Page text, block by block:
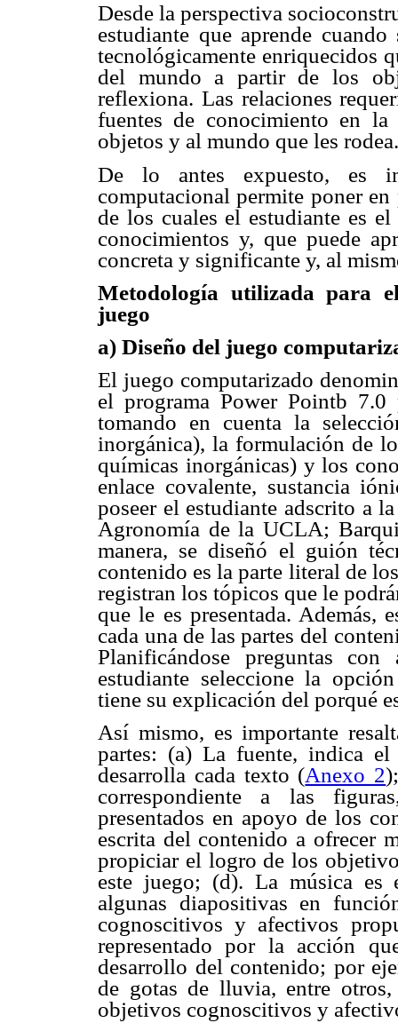
Desde la perspectiva
estudiante que aprende
tecnológicamente enriquecidos
del mundo a partir de los
reflexiona. Las relaciones
fuentes de conocimiento en
objetos y al mundo que les rodea.
De lo antes expuesto, es
computacional permite poner
de los cuales el estudiante es
conocimientos y, que puede
concreta y significante y, al
Metodología utilizada para
juego
a) Diseño del juego
El juego computarizado
el programa Power Pointb
tomando en cuenta la
inorgánica), la formulación de
químicas inorgánicas) y los
enlace covalente, sustancia
poseer el estudiante adscrito a
Agronomía de la UCLA;
manera, se diseñó el guión
contenido es la parte literal de
registran los tópicos que le
que le es presentada. Además,
cada una de las partes del
Planificándose preguntas
estudiante seleccione la
tiene su explicación del porqué
Así mismo, es importante
partes: (a) La fuente, indica
desarrolla cada texto (Anexo 2
correspondiente a las
presentados en apoyo de los
escrita del contenido a ofrecer
propiciar el logro de los
este juego; (d). La música es
algunas diapositivas en
cognoscitivos y afectivos
representado por la acción
desarrollo del contenido; por
de gotas de lluvia, entre
objetivos cognoscitivos y